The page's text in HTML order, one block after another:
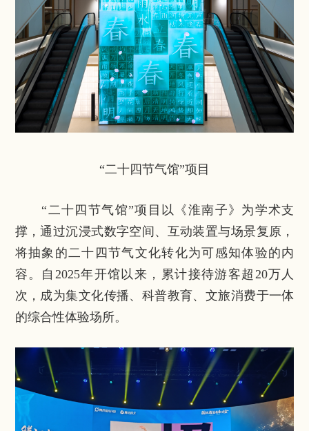
“二十四节气馆”项目
“二十四节气馆”项目以《淮南子》为学术支
撑，通过沉浸式数字空间、互动装置与场景复原，
将抽象的二十四节气文化转化为可感知体验的内
容。自2025年开馆以来，累计接待游客超20万人
次，成为集文化传播、科普教育、文旅消费于一体
的综合性体验场所。